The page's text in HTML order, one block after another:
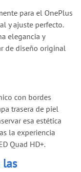
para el OnePlus
y ajuste perfecto.
elegancia y
de diseño original
con bordes
trasera de piel
esa estética
la experiencia
Quad HD+.
las